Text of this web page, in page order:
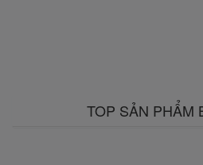
TOP SẢN PHẨM